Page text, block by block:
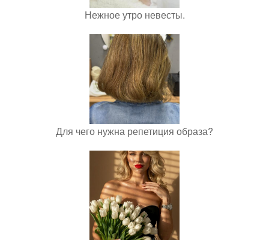
Нежное утро невесты.
Для чего нужна репетиция образа?